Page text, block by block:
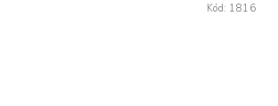
Kód: 1816